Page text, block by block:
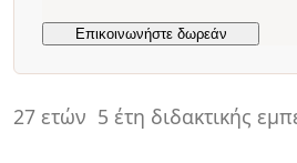
27 ετών 5 έτη διδακτικής